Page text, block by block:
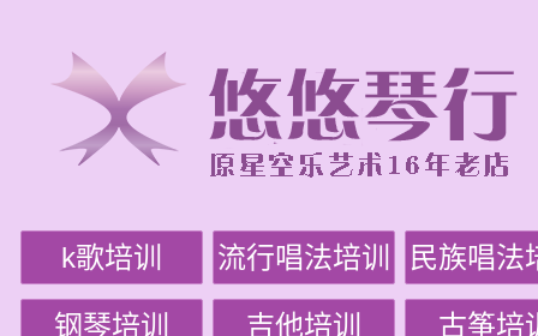
k歌培训 流行唱法培训 民族唱法
钢琴培训 吉他培训 古筝培